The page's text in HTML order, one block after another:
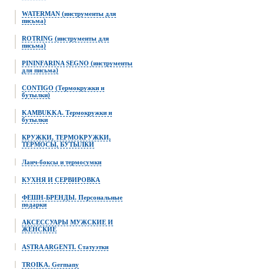
WATERMAN (инструменты для
письма)
ROTRING (инструменты для
письма)
PININFARINA SEGNO (инструменты
для письма)
CONTIGO (Термокружки и
бутылки)
KAMBUKKA. Термокружки и
бутылки
КРУЖКИ, ТЕРМОКРУЖКИ,
ТЕРМОСЫ, БУТЫЛКИ
Ланч-боксы и термосумки
КУХНЯ И СЕРВИРОВКА
ФЕШН-БРЕНДЫ. Персональные
подарки
АКСЕССУАРЫ МУЖСКИЕ И
ЖЕНСКИЕ
ASTRA ARGENTI. Статуэтки
TROIKA. Germany